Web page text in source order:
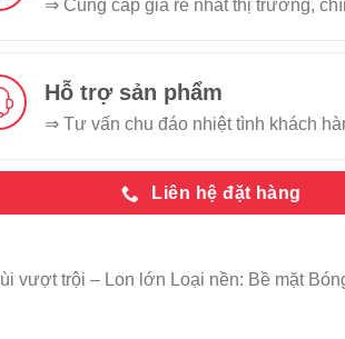
⇒ Cung cấp giá rẻ nhất thị trường,
Hỗ trợ sản phẩm
⇒ Tư vấn chu đáo nhiệt tình khách
Liên hệ đặt hàng
vượt trội – Lon lớn Loại nền: Bề mặt